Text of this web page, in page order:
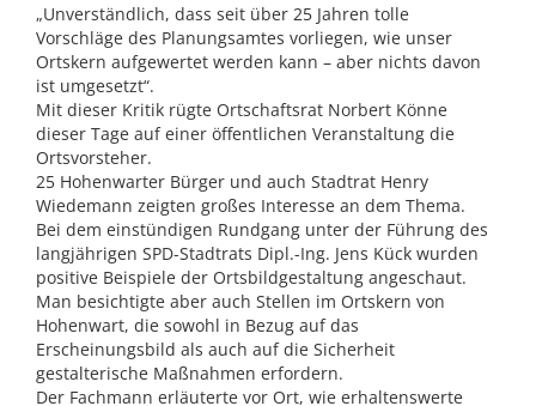
„Unverständlich, dass seit über 25 Jahren tolle
Vorschläge des Planungsamtes vorliegen, wie unser
Ortskern aufgewertet werden kann – aber nichts davon
ist umgesetzt“.
Mit dieser Kritik rügte Ortschaftsrat Norbert Könne
dieser Tage auf einer öffentlichen Veranstaltung die
Ortsvorsteher.
25 Hohenwarter Bürger und auch Stadtrat Henry
Wiedemann zeigten großes Interesse an dem Thema.
Bei dem einstündigen Rundgang unter der Führung des
langjährigen SPD-Stadtrats Dipl.-Ing. Jens Kück wurden
positive Beispiele der Ortsbildgestaltung angeschaut.
Man besichtigte aber auch Stellen im Ortskern von
Hohenwart, die sowohl in Bezug auf das
Erscheinungsbild als auch auf die Sicherheit
gestalterische Maßnahmen erfordern.
Der Fachmann erläuterte vor Ort, wie erhaltenswerte